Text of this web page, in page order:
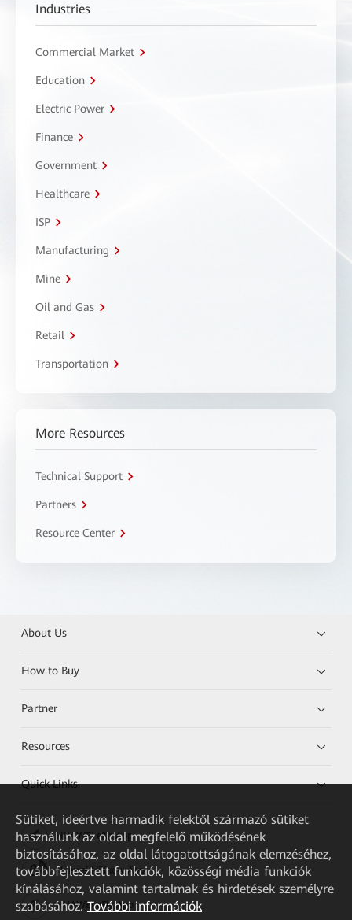
Industries
Commercial Market
Education
Electric Power
Finance
Government
Healthcare
ISP
Manufacturing
Mine
Oil and Gas
Retail
Transportation
More Resources
Technical Support
Partners
Resource Center
About Us
How to Buy
Partner
Resources
Quick Links
HUAWEI eKit App
Huawei HiKnow App
HUAWEI eFly App
Sütiket, ideértve harmadik felektől származó sütiket
használunk az oldal megfelelő működésének
biztosításához, az oldal látogatottságának elemzéséhez,
továbbfejlesztett funkciók, közösségi média funkciók
kínálásához, valamint tartalmak és hirdetések személyre
szabásához. További információk